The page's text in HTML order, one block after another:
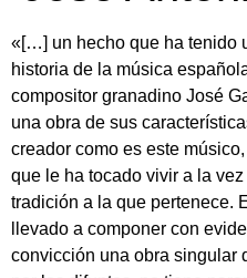
«[…] un hecho que ha tenido
historia de la música
compositor granadino José
una obra de sus
creador como es este
que le ha tocado vivir a la
tradición a la que pertenece.
llevado a componer con
convicción una obra singular